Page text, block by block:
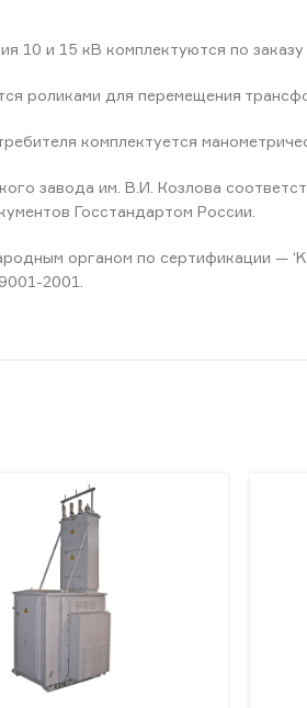
и 15 кВ комплектуются по заказу
роликами для перемещения
комплектуется
завода им. В.И. Козлова
Госстандартом России.
органом по сертификации —
2001.